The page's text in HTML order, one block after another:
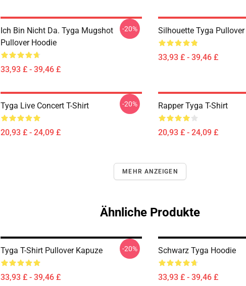
Ich Bin Nicht Da. Tyga Mugshot
Pullover Hoodie
33,93 £ - 39,46 £
-20% Silhouette Tyga
33,93 £ - 39,46 £
Tyga Live Concert T-Shirt
20,93 £ - 24,09 £
-20% Rapper Tyga T-Shirt
20,93 £ - 24,09 £
MEHR ANZEIGEN
Ähnliche Produkte
Tyga T-Shirt Pullover Kapuze
33,93 £ - 39,46 £
-20% Schwarz Tyga Hoodie
33,93 £ - 39,46 £